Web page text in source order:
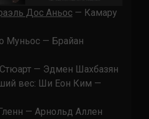
Дос Аньос — Камару
Муньос — Брайан
— Эдмен Шахбазян
вес: Ши Еон Ким —
— Арнольд Аллен